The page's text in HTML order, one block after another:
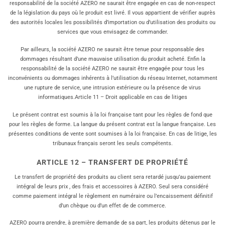
responsabilité de la société AZERO ne saurait être engagée en cas de non-respect
de la législation du pays où le produit est livré. Il vous appartient de vérifier auprès
des autorités locales les possibilités d’importation ou d’utilisation des produits ou
services que vous envisagez de commander.
Par ailleurs, la société AZERO ne saurait être tenue pour responsable des
dommages résultant d’une mauvaise utilisation du produit acheté. Enfin la
responsabilité de la société AZERO ne saurait être engagée pour tous les
inconvénients ou dommages inhérents à l’utilisation du réseau Internet, notamment
une rupture de service, une intrusion extérieure ou la présence de virus
informatiques.Article 11 – Droit applicable en cas de litiges
Le présent contrat est soumis à la loi française tant pour les règles de fond que
pour les règles de forme. La langue du présent contrat est la langue française. Les
présentes conditions de vente sont soumises à la loi française. En cas de litige, les
tribunaux français seront les seuls compétents.
ARTICLE 12 – TRANSFERT DE PROPRIÉTÉ
Le transfert de propriété des produits au client sera retardé jusqu’au paiement
intégral de leurs prix , des frais et accessoires à AZERO. Seul sera considéré
comme paiement intégral le règlement en numéraire ou l’encaissement définitif
d’un chèque ou d’un effet de de commerce.
AZERO pourra prendre, à première demande de sa part, les produits détenus par le